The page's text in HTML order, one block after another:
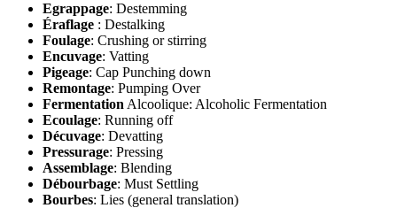
Egrappage: Destemming
Éraflage : Destalking
Foulage: Crushing or stirring
Encuvage: Vatting
Pigeage: Cap Punching down
Remontage: Pumping Over
Fermentation Alcoolique: Alcoholic Fermentation
Ecoulage: Running off
Décuvage: Devatting
Pressurage: Pressing
Assemblage: Blending
Débourbage: Must Settling
Bourbes: Lies (general translation)